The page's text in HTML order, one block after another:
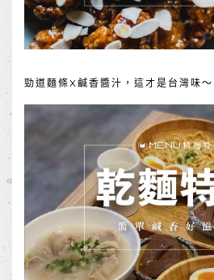
勁道麵條X鹹香醬汁，這才是台灣味～